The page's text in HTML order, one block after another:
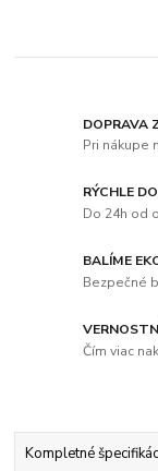
DOPRAVA
Pri nákupe
RÝCHLE
Do 24h od
BALÍME
Bezpečné
Čím viac
Kompletné